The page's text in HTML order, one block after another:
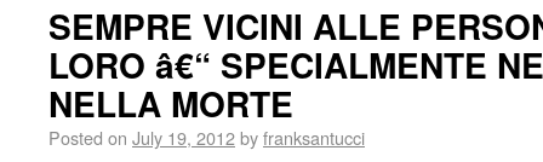
SEMPRE VICINI ALLE
LORO â€“ SPECIALMENTE
NELLA MORTE
Posted on July 19, 2012byfranksantucci